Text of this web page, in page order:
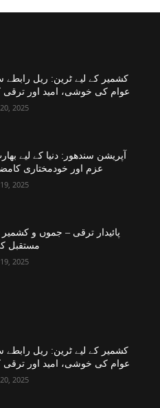
کشمیر کے لیے ٹرین: ریل
عوام کی خوشی، امید اور ترقی
2025
آپریشن سندھور: دنیا کے لیے
عزم اور خودمختاری
2025
پائیدار ترقی – جموں و
مستقبل
2025
کشمیر کے لیے ٹرین: ریل
عوام کی خوشی، امید اور ترقی
2025